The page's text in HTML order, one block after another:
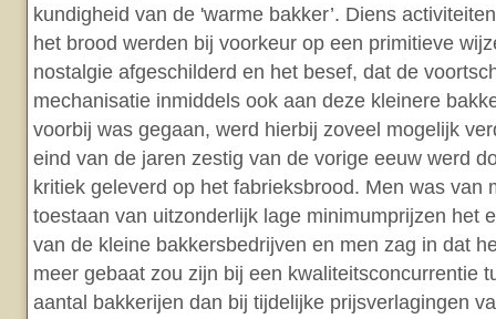
kundigheid van de 'warme bakker’. Diens
het brood werden bij voorkeur op een primitieve
nostalgie afgeschilderd en het besef, dat de
mechanisatie inmiddels ook aan deze kleinere
voorbij was gegaan, werd hierbij zoveel mogelijk
eind van de jaren zestig van de vorige eeuw werd
kritiek geleverd op het fabrieksbrood. Men was van
toestaan van uitzonderlijk lage minimumprijzen het
van de kleine bakkersbedrijven en men zag in dat
meer gebaat zou zijn bij een kwaliteitsconcurrentie
aantal bakkerijen dan bij tijdelijke prijsverlagingen